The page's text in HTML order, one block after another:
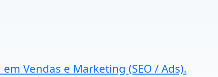
Vendas e Marketing (SEO / Ads).